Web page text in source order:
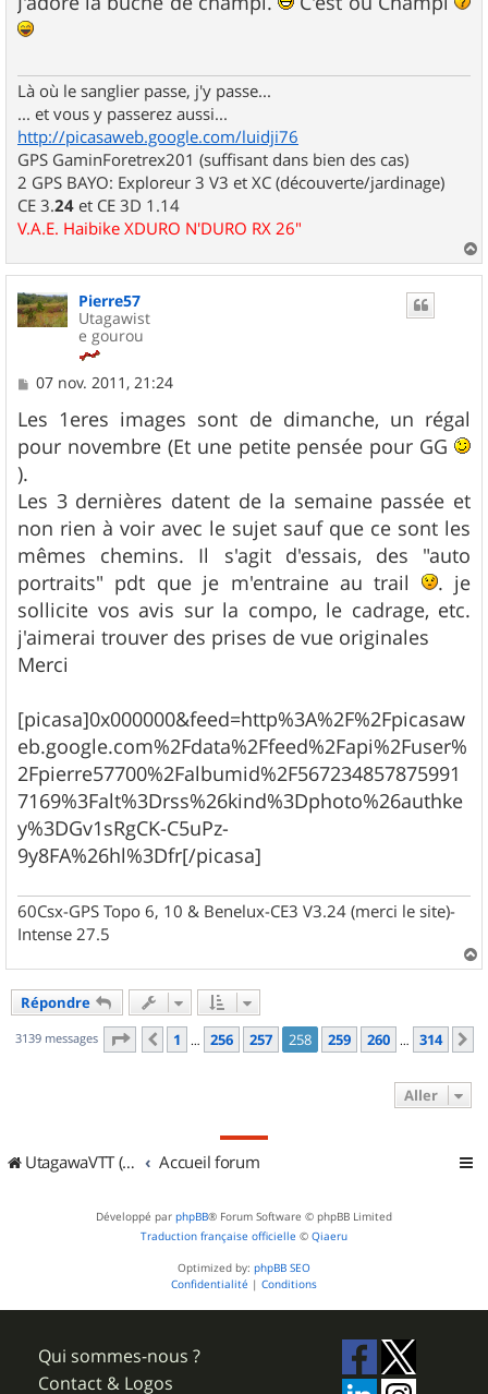
s
a
Là où le sanglier passe, j'y passe...
... et vous y passerez aussi...
http://picasaweb.google.com/luidji76
GPS GaminForetrex201 (suffisant dans bien des cas)
2 GPS BAYO: Exploreur 3 V3 et XC (découverte/jardinage)
CE 3.24 et CE 3D 1.14
V.A.E. Haibike XDURO N'DURO RX 26"
a
Pierre57
Utagawist
e gourou
M
s
s
a
07 nov. 2011, 21:24
Les 1eres images sont de dimanche, un régal
pour novembre (Et une petite pensée pour GG
).
Les 3 dernières datent de la semaine passée et
non rien à voir avec le sujet sauf que ce sont les
mêmes chemins. Il s'agit d'essais, des "auto
portraits" pdt que je m'entraine au trail
. je
sollicite vos avis sur la compo, le cadrage, etc.
j'aimerai trouver des prises de vue originales
Merci
[picasa]0x000000&feed=http%3A%2F%2Fpicasaw
eb.google.com%2Fdata%2Ffeed%2Fapi%2Fuser%
2Fpierre57700%2Falbumid%2F567234857875991
7169%3Falt%3Drss%26kind%3Dphoto%26authke
y%3DGv1sRgCK-C5uPz-
9y8FA%26hl%3Dfr[/picasa]
60Csx-GPS Topo 6, 10 & Benelux-CE3 V3.24 (merci le site)-
Intense 27.5
a
Répondre
3139 messages Page 258 sur314
Précédent
1 … 256 257 258 259 260 … 314
Aller
UtagawaVTT (Randos VTT et VTTAE avec traces GPS) Accueil forum
Développé par phpBB® Forum Software © phpBB Limited
Traduction française officielle © Qiaeru
Optimized by: phpBB SEO
Confidentialité | Conditions
Qui sommes-nous ?
Contact & Logos